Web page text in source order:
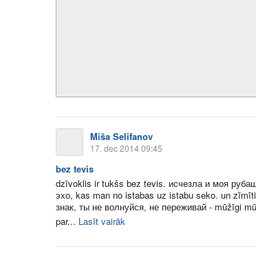
Miša Selifanov
17. dec 2014 09:45
bez tevis
dzīvoklis ir tukšs bez tevis. исчезла и моя
эхо, kas man no istabas uz istabu seko. un
знак, ты не волнуйся, не переживай - mūžīgi
par... Lasīt vairāk